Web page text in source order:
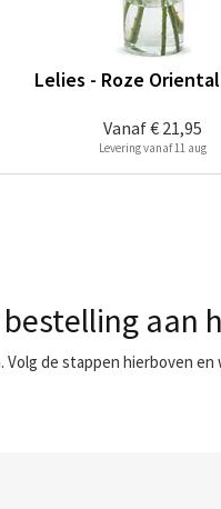
Vanaf€ 21,95
Lelies - Roze
Levering vanaf 11 aug
aan
Volg de stappen hierboven